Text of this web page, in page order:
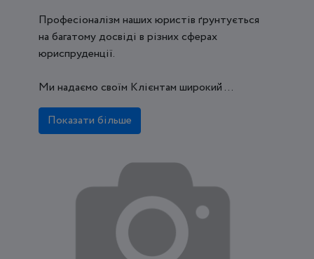
Професіоналізм наших юристів ґрунтується
на багатому досвіді в різних сферах
юриспруденції.
Ми надаємо своїм Клієнтам широкий ...
Показати більше